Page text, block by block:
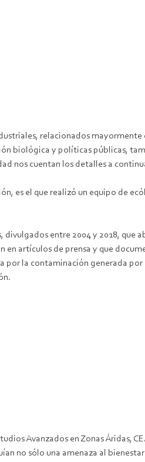
relacionados mayormente
biológica y políticas públicas,
nos cuentan los detalles a
es el que realizó un equipo de
entre 2004 y 2018, que
artículos de prensa y que
por la contaminación generada
Avanzados en Zonas Áridas,
no sólo una amenaza al